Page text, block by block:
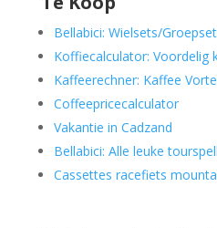
Bellabici: Wielsets/
Koffiecalculator: Voordelig
Kaffeerechner: Kaffee
Coffeepricecalculator
Vakantie in Cadzand
Bellabici: Alle leuke
Cassettes racefiets